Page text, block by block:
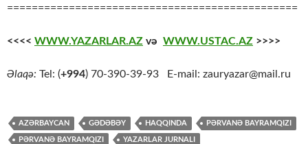
===============================================
<<<< WWW.YAZARLAR.AZ və WWW.USTAC.AZ >>>>
Əlaqə: Tel: (+994) 70-390-39-93 E-mail: zauryazar@mail.ru
AZƏRBAYCAN GƏDƏBƏY HAQQINDA PƏRVANƏ BAYRAMQIZI
PƏRVANƏ BAYRAMQIZI YAZARLAR JURNALI